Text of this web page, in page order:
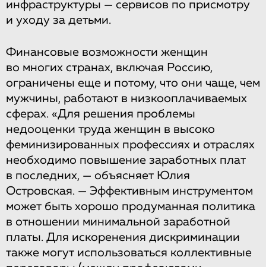
инфраструктуры — сервисов по присмотру
и уходу за детьми.
Финансовые возможности женщин
во многих странах, включая Россию,
ограничены еще и потому, что они чаще, чем
мужчины, работают в низкооплачиваемых
сферах. «Для решения проблемы
недооценки труда женщин в высоко
феминизированных профессиях и отраслях
необходимо повышение заработных плат
в последних, — объясняет Юлия
Островская. — Эффективным инструментом
может быть хорошо продуманная политика
в отношении минимальной заработной
платы. Для искоренения дискриминации
также могут использоваться коллективные